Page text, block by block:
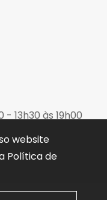
- 13h30 às 19h00
website
Política de